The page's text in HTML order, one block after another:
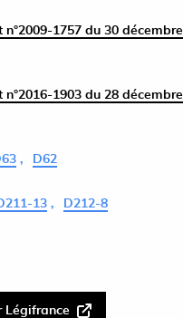
n°2009-1757 du 30
n°2016-1903 du 28
D62
13 D212-8
Légifrance